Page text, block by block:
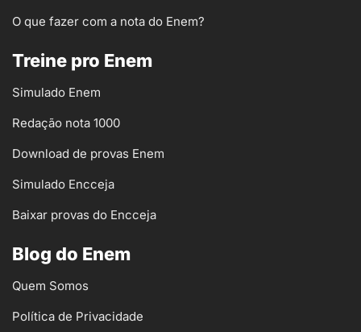
O que fazer com a nota do Enem?
Treine pro Enem
Simulado Enem
Redação nota 1000
Download de provas Enem
Simulado Encceja
Baixar provas do Encceja
Blog do Enem
Quem Somos
Política de Privacidade